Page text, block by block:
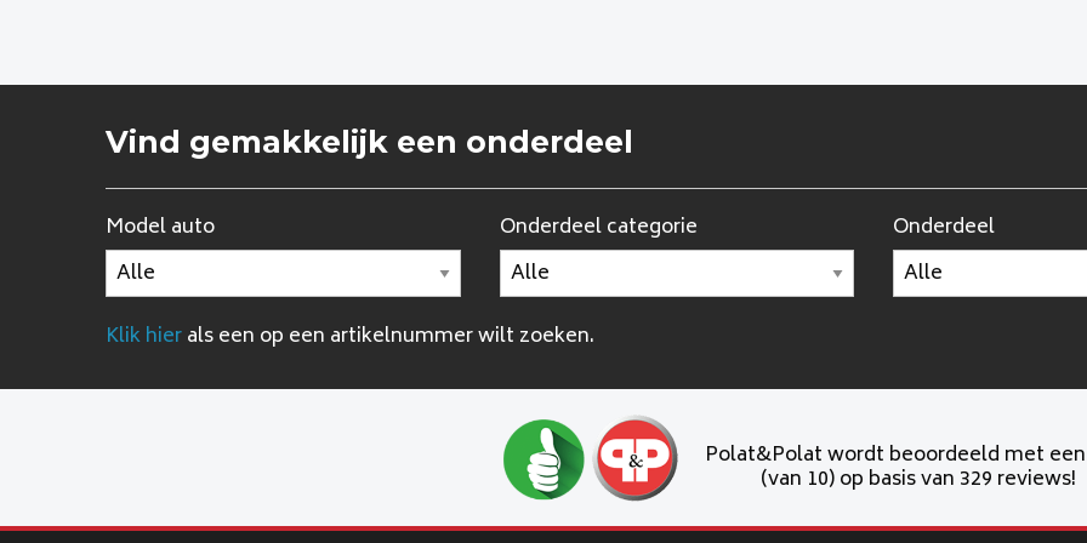
Vind gemakkelijk een onderdeel
Model auto Onderdeel categorie Onderdeel
Klik hierals een op een artikelnummer wilt zoeken.
Polat&Polat wordt beoordeeld met een
(van 10) op basis van 329 reviews!